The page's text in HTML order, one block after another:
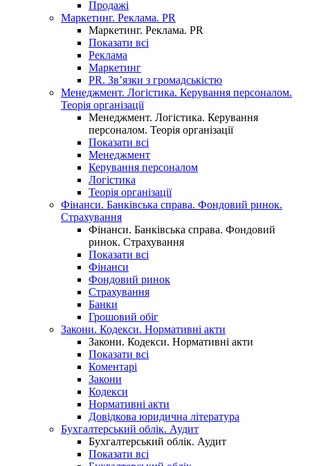
Продажі
Маркетинг. Реклама. PR
Маркетинг. Реклама. PR
Показати всі
Реклама
Маркетинг
PR. Зв’язки з громадськістю
Менеджмент. Логістика. Керування персоналом.
Теорія організації
Менеджмент. Логістика. Керування
персоналом. Теорія організації
Показати всі
Менеджмент
Керування персоналом
Логістика
Теорія організації
Фінанси. Банківська справа. Фондовий ринок.
Страхування
Фінанси. Банківська справа. Фондовий
ринок. Страхування
Показати всі
Фінанси
Фондовий ринок
Страхування
Банки
Грошовий обіг
Закони. Кодекси. Нормативні акти
Закони. Кодекси. Нормативні акти
Показати всі
Коментарі
Закони
Кодекси
Нормативні акти
Довідкова юридична література
Бухгалтерський облік. Аудит
Бухгалтерський облік. Аудит
Показати всі